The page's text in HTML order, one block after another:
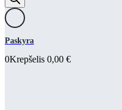
Paskyra
0Krepšelis 0,00 €